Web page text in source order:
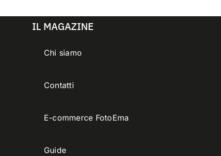
IL MAGAZINE
Chi siamo
Contatti
E-commerce FotoEma
Guide